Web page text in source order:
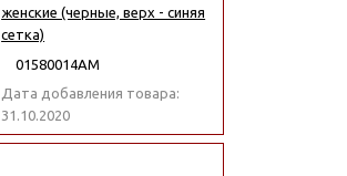
женские (черные, верх - синяя
сетка)
01580014АМ
Дата добавления товара:
31.10.2020